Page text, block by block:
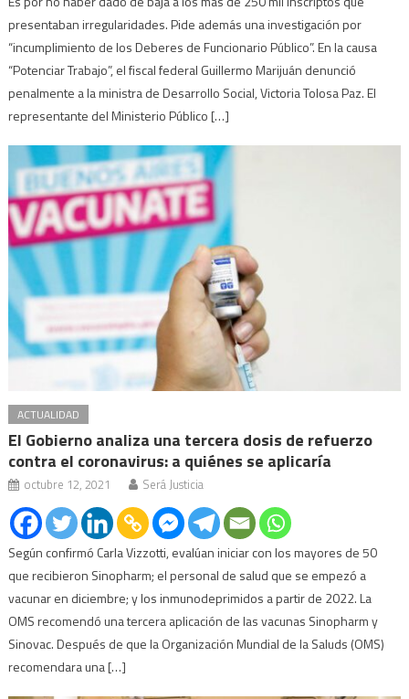
presentaban irregularidades. Pide además una investigación por
“incumplimiento de los Deberes de Funcionario Público”. En la causa
“Potenciar Trabajo”, el fiscal federal Guillermo Marijuán denunció
penalmente a la ministra de Desarrollo Social, Victoria Tolosa Paz. El
representante del Ministerio Público […]
ACTUALIDAD
El Gobierno analiza una tercera dosis de refuerzo
contra el coronavirus: a quiénes se aplicaría
octubre 12, 2021 Será Justicia
Según confirmó Carla Vizzotti, evalúan iniciar con los mayores de 50
que recibieron Sinopharm; el personal de salud que se empezó a
vacunar en diciembre; y los inmunodeprimidos a partir de 2022. La
OMS recomendó una tercera aplicación de las vacunas Sinopharm y
Sinovac. Después de que la Organización Mundial de la Saluds (OMS)
recomendara una […]